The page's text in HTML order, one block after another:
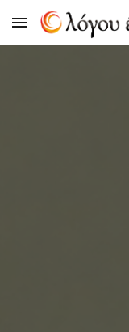
Skip to main content